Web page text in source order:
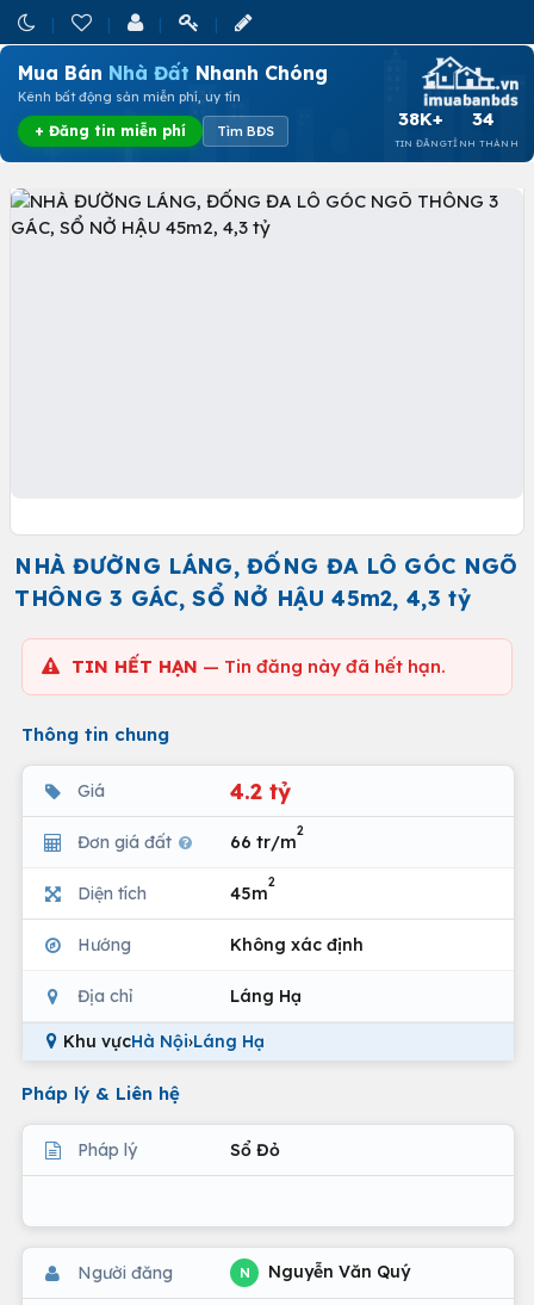
Mua Bán Nhà Đất Nhanh Chóng
Kênh bất động sản miễn phí, uy tín
+ Đăng tin miễn phí Tìm BĐS
38K+
TIN ĐĂNG
34
TỈNH THÀNH
NHÀ ĐƯỜNG LÁNG, ĐỐNG ĐA LÔ GÓC NGÕ
THÔNG 3 GÁC, SỔ NỞ HẬU 45m2, 4,3 tỷ
TIN HẾT HẠN — Tin đăng này đã hết hạn.
Thông tin chung
Giá 4.2 tỷ
Đơn giá đất 66 tr/m
2
Diện tích 45m
2
Hướng Không xác định
Địa chỉ Láng Hạ
Khu vựcHà Nội›Láng Hạ
Pháp lý & Liên hệ
Pháp lý Sổ Đỏ
Người đăng N Nguyễn Văn Quý